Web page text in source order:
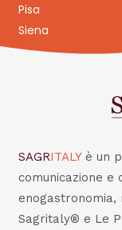
Pisa
Siena
SAGRITALY è un
comunicazione e
enogastronomia,
Sagritaly® e Le